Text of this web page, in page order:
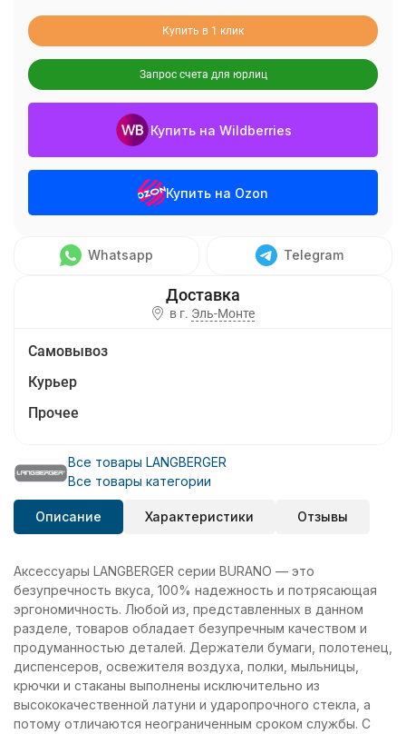
Купить в 1 клик
Запрос счета для юрлиц
Купить на Wildberries
Купить на Ozon
Whatsapp Telegram
в г. Эль-Монте
Самовывоз
Курьер
Прочее
Все товары LANGBERGER
Все товары категории
Описание Характеристики Отзывы
Аксессуары LANGBERGER серии BURANO — это
безупречность вкуса, 100% надежность и потрясающая
эргономичность. Любой из, представленных в данном
разделе, товаров обладает безупречным качеством и
продуманностью деталей. Держатели бумаги, полотенец,
диспенсеров, освежителя воздуха, полки, мыльницы,
крючки и стаканы выполнены исключительно из
высококачественной латуни и ударопрочного стекла, а
потому отличаются неограниченным сроком службы. С